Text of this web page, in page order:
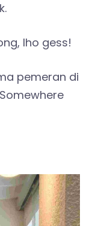
lho gess!
pemeran di
Somewhere